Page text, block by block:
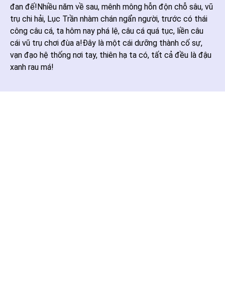
đan đế!Nhiều năm về sau, mênh mông hỗn độn chỗ sâu, vũ
trụ chi hải, Lục Trần nhàm chán ngẩn người, trước có thái
công câu cá, ta hôm nay phá lệ, câu cá quá tục, liền câu
cái vũ trụ chơi đùa a!Đây là một cái dưỡng thành cố sự,
vạn đạo hệ thống nơi tay, thiên hạ ta có, tất cả đều là đậu
xanh rau má!